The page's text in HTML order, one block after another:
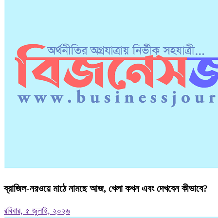
ব্রাজিল-নরওয়ে মাঠে নামছে আজ, খেলা কখন এবং দেখবেন কীভাবে?
রবিবার, ৫ জুলাই, ২০২৬